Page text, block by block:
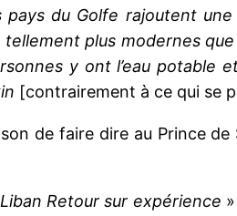
du Golfe rajoutent
plus modernes
y ont l’eau potable
[contrairement à ce qui se
de faire dire au Prince de
Retour sur expérience